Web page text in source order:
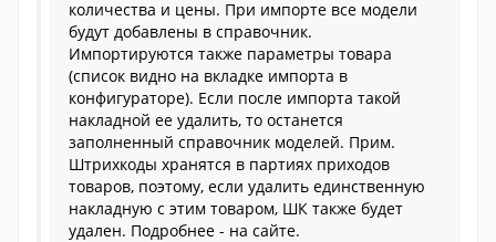
количества и цены. При импорте все модели
будут добавлены в справочник.
Импортируются также параметры товара
(список видно на вкладке импорта в
конфигураторе). Если после импорта такой
накладной ее удалить, то останется
заполненный справочник моделей. Прим.
Штрихкоды хранятся в партиях приходов
товаров, поэтому, если удалить единственную
накладную с этим товаром, ШК также будет
удален. Подробнее - на сайте.